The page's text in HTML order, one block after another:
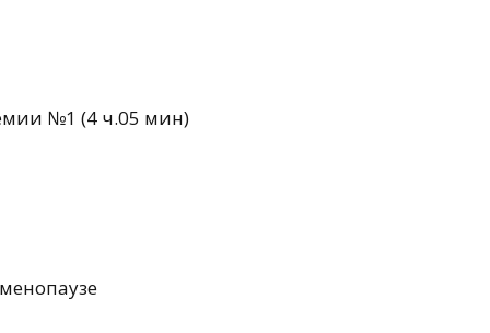
№1 (4 ч.05 мин)